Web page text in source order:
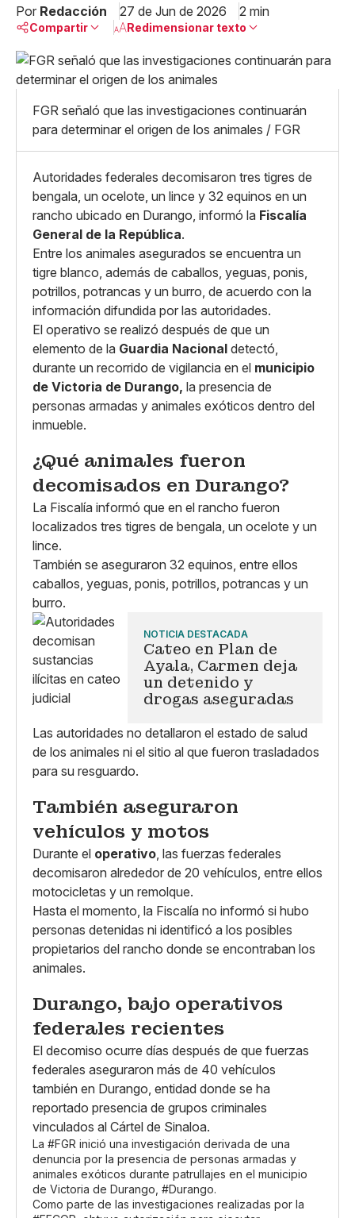
Por Redacción 27 de Jun de 2026 2 min
Compartir
Linkedin
X
Whatsapp
Copiar enlace
Redimensionar texto
Pequeño
Mediano
Grande
FGR señaló que las investigaciones continuarán
para determinar el origen de los animales / FGR
Autoridades federales decomisaron tres tigres de
bengala, un ocelote, un lince y 32 equinos en un
rancho ubicado en Durango, informó la Fiscalía
General de la República.
Entre los animales asegurados se encuentra un
tigre blanco, además de caballos, yeguas, ponis,
potrillos, potrancas y un burro, de acuerdo con la
información difundida por las autoridades.
El operativo se realizó después de que un
elemento de la Guardia Nacional detectó,
durante un recorrido de vigilancia en el municipio
de Victoria de Durango, la presencia de
personas armadas y animales exóticos dentro del
inmueble.
¿Qué animales fueron
decomisados en Durango?
La Fiscalía informó que en el rancho fueron
localizados tres tigres de bengala, un ocelote y un
lince.
También se aseguraron 32 equinos, entre ellos
caballos, yeguas, ponis, potrillos, potrancas y un
burro.
NOTICIA DESTACADA
Cateo en Plan de
Ayala, Carmen deja
un detenido y
drogas aseguradas
Las autoridades no detallaron el estado de salud
de los animales ni el sitio al que fueron trasladados
para su resguardo.
También aseguraron
vehículos y motos
Durante el operativo , las fuerzas federales
decomisaron alrededor de 20 vehículos, entre ellos
motocicletas y un remolque.
Hasta el momento, la Fiscalía no informó si hubo
personas detenidas ni identificó a los posibles
propietarios del rancho donde se encontraban los
animales.
Durango, bajo operativos
federales recientes
El decomiso ocurre días después de que fuerzas
federales aseguraron más de 40 vehículos
también en Durango, entidad donde se ha
reportado presencia de grupos criminales
vinculados al Cártel de Sinaloa.
La #FGR inició una investigación derivada de una
denuncia por la presencia de personas armadas y
animales exóticos durante patrullajes en el municipio
de Victoria de Durango, #Durango.
Como parte de las investigaciones realizadas por la